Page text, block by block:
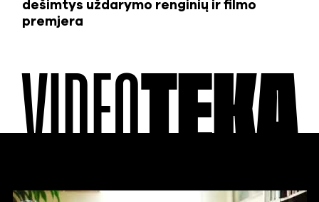
dešimtys uždarymo renginių ir filmo
premjera
VIDEOTEKA